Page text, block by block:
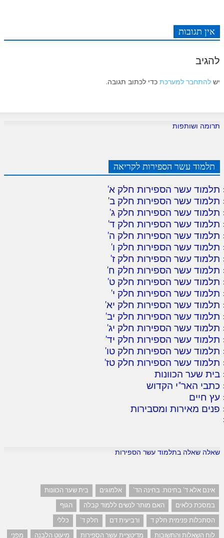
אין תגובות
להגיב
יש להתחבר למערכת כדי לכתוב תגובה.
תרומה ושותפות
תלמוד עשר הספירות לקריאה
תלמוד עשר הספירות חלק א'
תלמוד עשר הספירות חלק ב'
תלמוד עשר הספירות חלק ג'
תלמוד עשר הספירות חלק ד'
תלמוד עשר הספירות חלק ה'
תלמוד עשר הספירות חלק ו'
תלמוד עשר הספירות חלק ז'
תלמוד עשר הספירות חלק ח'
תלמוד עשר הספירות חלק ט'
תלמוד עשר הספירות חלק י'
תלמוד עשר הספירות חלק יא'
תלמוד עשר הספירות חלק יב'
תלמוד עשר הספירות חלק יג'
תלמוד עשר הספירות חלק יד'
תלמוד עשר הספירות חלק טו'
תלמוד עשר הספירות חלק טז'
בית שער הכוונות
כתבי האר"י הקדוש
עץ חיים
פנים מאירות ומסבירות
שאלה שאלה בתלמוד עשר הספירות
אינם אלא ד' בחינות. בחינה הד' אלמוגים
בית שער הכוונות
במסכת כלאים
האם מותר לנשים ללמוד קבלה
הגוף
הסתכלות פנימית חלק ד
ורביעית דם חלק ד'
כללי
לוח השאלות והתשובות
מדיטציית עשר הספירות מיעוט הלבנה
מפני